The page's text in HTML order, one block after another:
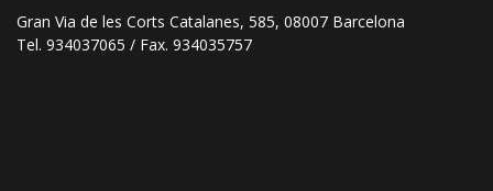
Gran Via de les Corts Catalanes, 585, 08007 Barcelona
Tel. 934037065 / Fax. 934035757